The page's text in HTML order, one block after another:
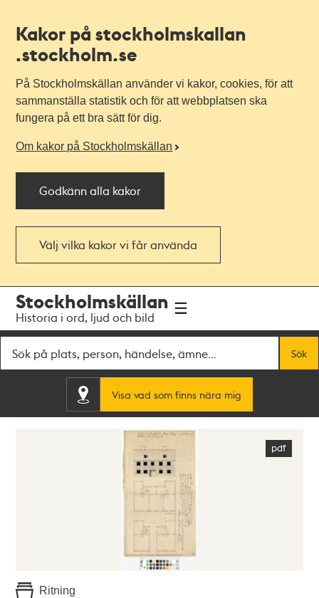
Kakor på stockholmskallan
.stockholm.se
På Stockholmskällan använder vi kakor, cookies, för att
sammanställa statistik och för att webbplatsen ska
fungera på ett bra sätt för dig.
Om kakor på Stockholmskällan
Godkänn alla kakor
Välj vilka kakor vi får använda
navigationen
huvudinnehållet
Stockholmskällan
Historia i ord, ljud och bild
Sök
Visa vad som finns nära mig
Ritning